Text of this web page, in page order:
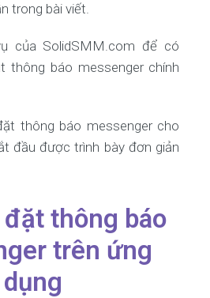
trong bài viết.
của SolidSMM.com để có
thông báo messenger chính
thông báo messenger cho
đầu được trình bày đơn giản
đặt thông báo
trên ứng
dụng